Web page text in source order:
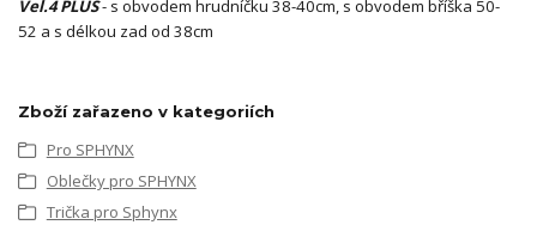
Vel.4 PLUS- s obvodem hrudníčku 38-40cm, s obvodem bříška 50-
52 a s délkou zad od 38cm
Zboží zařazeno v kategoriích
Pro SPHYNX
Oblečky pro SPHYNX
Trička pro Sphynx